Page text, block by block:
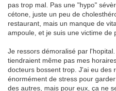
pas trop mal. Pas une "hypo"
cétone, juste un peu de
restaurant, mais un manque de
ampoule, et je suis une victime de
Je ressors démoralisé par
tiendraient même pas mes
docteurs bossent trop. J'ai eu des
énormément de stress pour
des autres, mais pour eux, ça ne